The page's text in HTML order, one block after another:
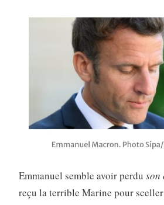
Emmanuel semble avoir perdu son
reçu la terrible Marine pour